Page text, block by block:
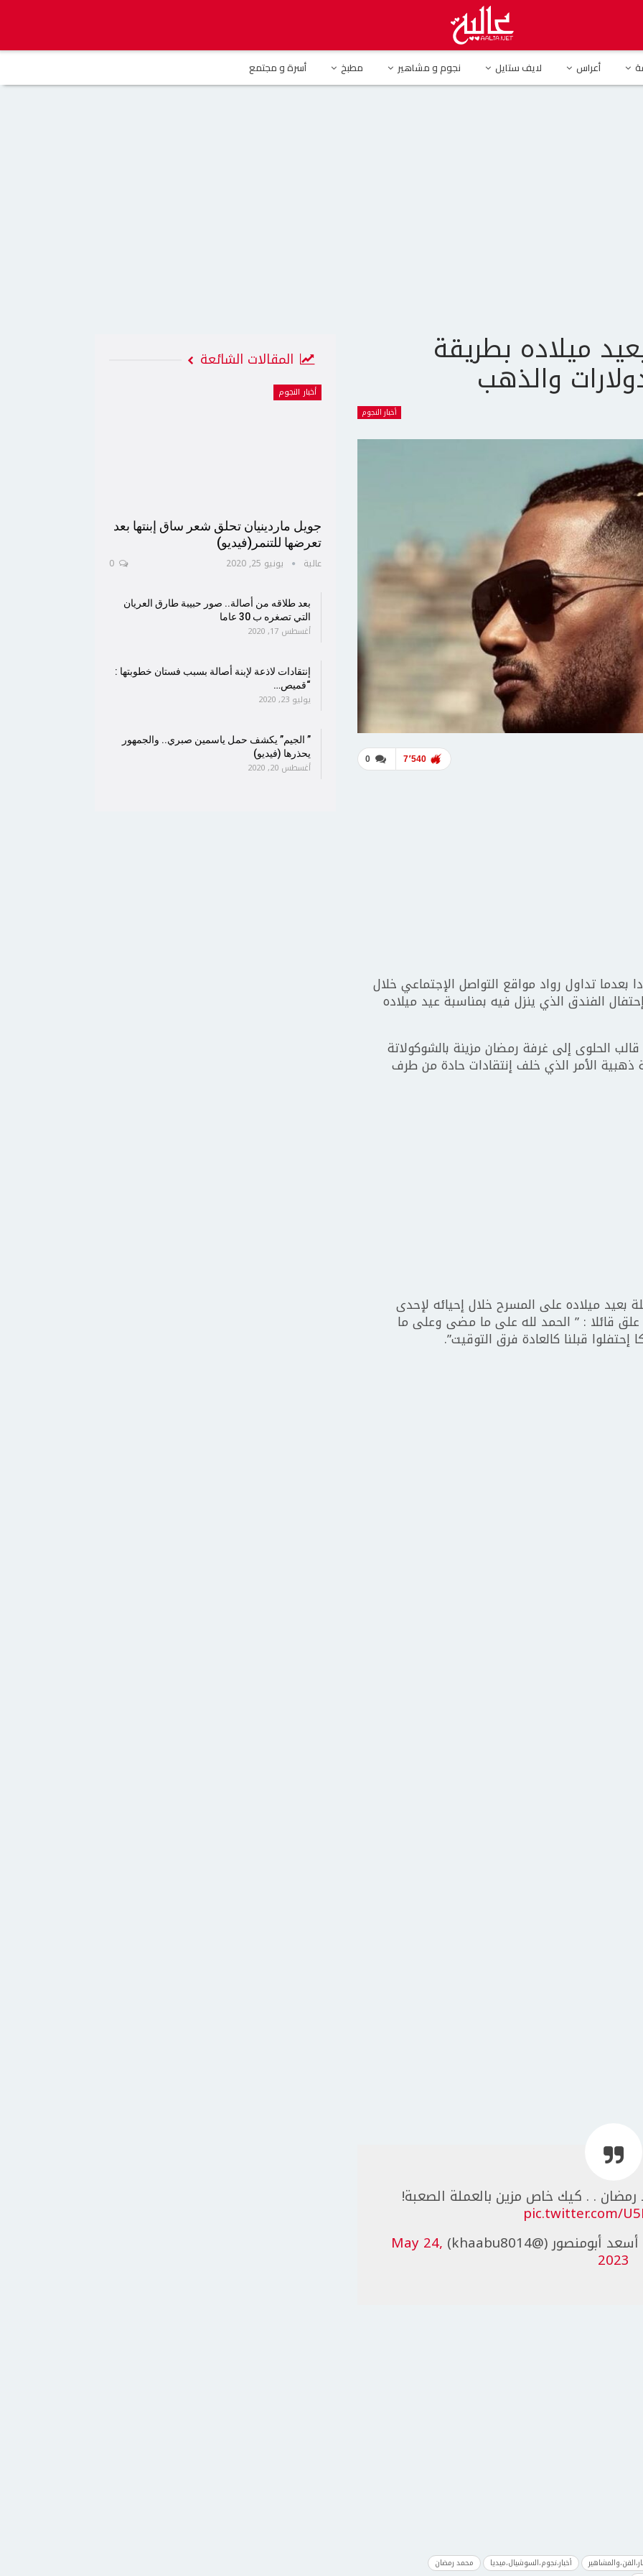
أعراس لايف ستايل نجوم و مشاهير مطبخ أسرة و مجتمع
بعيد ميلاده بطريقة باذخة.. كيك مزين بالدولارات والذهب
ميلاده بطريقة
والذهب
أخبار النجوم
0 7٬540
بعدما تداول رواد مواقع التواصل الإجتماعي خلال
الفندق الذي ينزل فيه بمناسبة عيد ميلاده
الحلوى إلى غرفة رمضان مزينة بالشوكولاتة
ذهبية الأمر الذي خلف إنتقادات حادة من طرف
بعيد ميلاده على المسرح خلال إحيائه لإحدى
علق قائلا : ” الحمد لله على ما مضى وعلى ما
قبلنا كالعادة فرق التوقيت”.
. . كيك خاص مزين بالعملة الصعبة!
pic.twitter.com/
May 24,
2023
أخبار،نجوم،السوشيال،ميديا
محمد رمضان
المقالات الشائعة
أخبار النجوم
جويل ماردينيان تحلق شعر ساق إبنتها بعد
تعرضها للتنمر(فيديو)
عالية يونيو 25, 2020
بعد طلاقه من أصالة.. صور حبيبة طارق العريان
التي تصغره ب 30 عاما
أغسطس 17, 2020
إنتقادات لاذعة لإبنة أصالة بسبب فستان خطوبتها :
“قميص…
يوليو 23, 2020
” الجيم” يكشف حمل ياسمين صبري.. والجمهور
يحذرها (فيديو)
أغسطس 20, 2020